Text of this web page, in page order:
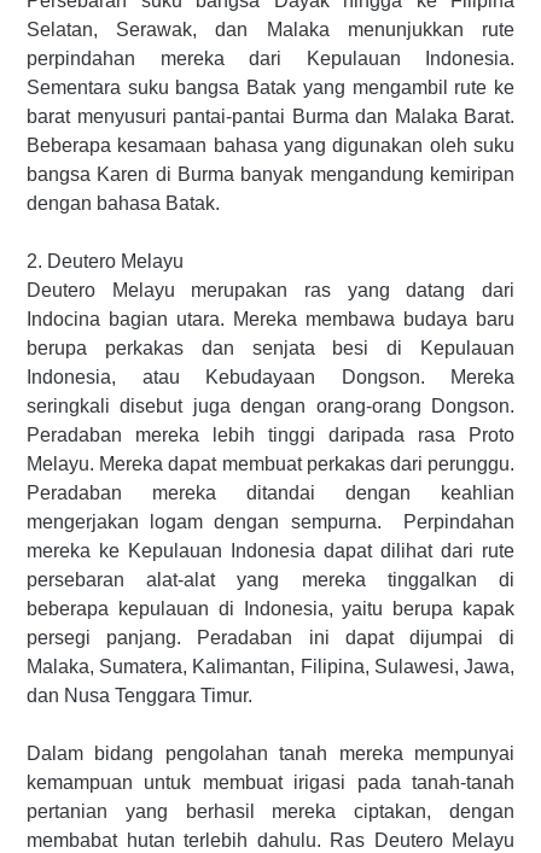
Selatan, Serawak, dan Malaka menunjukkan rute
perpindahan mereka dari Kepulauan Indonesia.
Sementara suku bangsa Batak yang mengambil rute ke
barat menyusuri pantai-pantai Burma dan Malaka Barat.
Beberapa kesamaan bahasa yang digunakan oleh suku
bangsa Karen di Burma banyak mengandung kemiripan
dengan bahasa Batak.
2. Deutero Melayu
Deutero Melayu merupakan ras yang datang dari
Indocina bagian utara. Mereka membawa budaya baru
berupa perkakas dan senjata besi di Kepulauan
Indonesia, atau Kebudayaan Dongson. Mereka
seringkali disebut juga dengan orang-orang Dongson.
Peradaban mereka lebih tinggi daripada rasa Proto
Melayu. Mereka dapat membuat perkakas dari perunggu.
Peradaban mereka ditandai dengan keahlian
mengerjakan logam dengan sempurna. Perpindahan
mereka ke Kepulauan Indonesia dapat dilihat dari rute
persebaran alat-alat yang mereka tinggalkan di
beberapa kepulauan di Indonesia, yaitu berupa kapak
persegi panjang. Peradaban ini dapat dijumpai di
Malaka, Sumatera, Kalimantan, Filipina, Sulawesi, Jawa,
dan Nusa Tenggara Timur.
Dalam bidang pengolahan tanah mereka mempunyai
kemampuan untuk membuat irigasi pada tanah-tanah
pertanian yang berhasil mereka ciptakan, dengan
membabat hutan terlebih dahulu. Ras Deutero Melayu